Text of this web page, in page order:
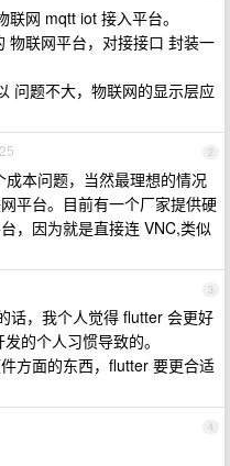
网 mqtt iot 接入平台。
物联网平台，对接接口 封装一
问题不大，物联网的显示层应
2
成本问题，当然最理想的情况
平台。目前有一个厂家提供硬
，因为就是直接连 VNC,类似
3
话，我个人觉得 flutter 会更好
的个人习惯导致的。
方面的东西，flutter 要更合适
4